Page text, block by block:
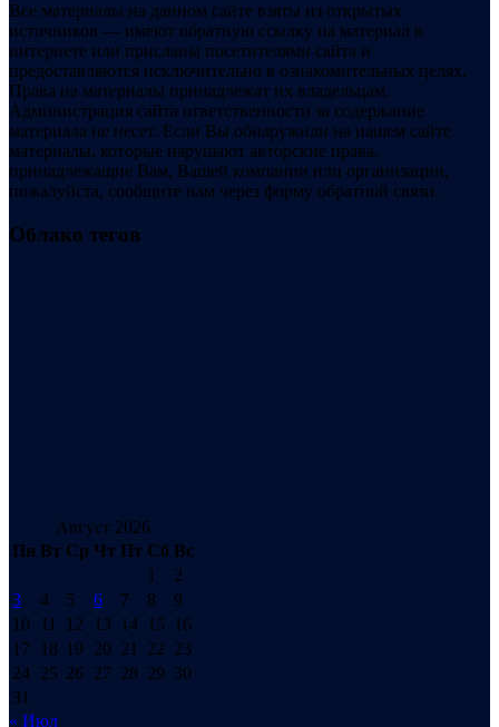
Все материалы на данном сайте взяты из открытых
источников — имеют обратную ссылку на материал в
интернете или присланы посетителями сайта и
предоставляются исключительно в ознакомительных целях.
Права на материалы принадлежат их владельцам.
Администрация сайта ответственности за содержание
материала не несет. Если Вы обнаружили на нашем сайте
материалы, которые нарушают авторские права,
принадлежащие Вам, Вашей компании или организации,
пожалуйста, сообщите нам через форму обратной связи.
Облако тегов
Август 2026
Пн Вт Ср Чт Пт Сб Вс
1
2
3
4 5 6 7 8
9
10
11 12 13 14 15
16
17
18 19 20 21 22 23
24 25 26 27 28 29 30
31
« Июл